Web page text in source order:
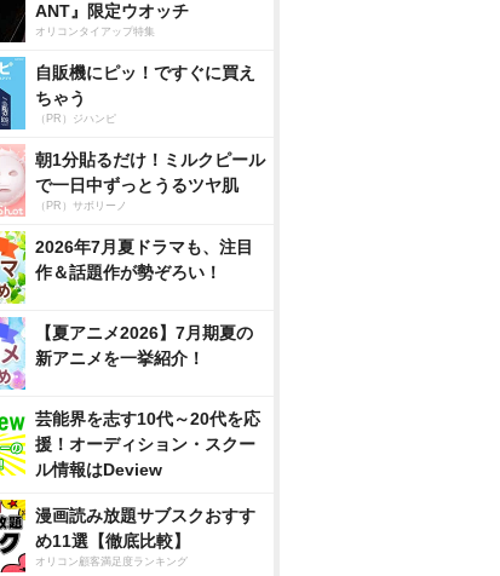
ANT』限定ウオッチ
オリコンタイアップ特集
自販機にピッ！ですぐに買え
ちゃう
（PR）ジハンピ
朝1分貼るだけ！ミルクピール
で一日中ずっとうるツヤ肌
（PR）サボリーノ
2026年7月夏ドラマも、注目
作＆話題作が勢ぞろい！
【夏アニメ2026】7月期夏の
新アニメを一挙紹介！
芸能界を志す10代～20代を応
援！オーディション・スクー
ル情報はDeview
漫画読み放題サブスクおすす
め11選【徹底比較】
オリコン顧客満足度ランキング